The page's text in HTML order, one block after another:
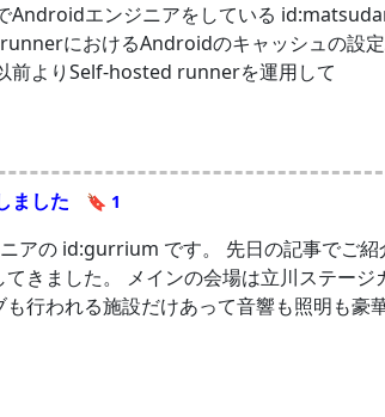
Androidエンジニアをしている
におけるAndroidのキャッシュの設
前よりSelf-hosted runnerを運用して
ました 🔖 1
アの id:gurrium です。 先日の記事でご紹
きました。 メインの会場は立川ステージ
行われる施設だけあって音響も照明も豪華